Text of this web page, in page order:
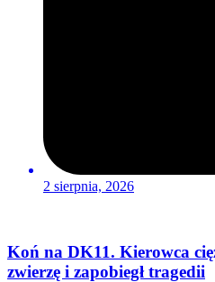
2 sierpnia, 2026
Koń na DK11. Kierowca
zwierzę i zapobiegł tragedii